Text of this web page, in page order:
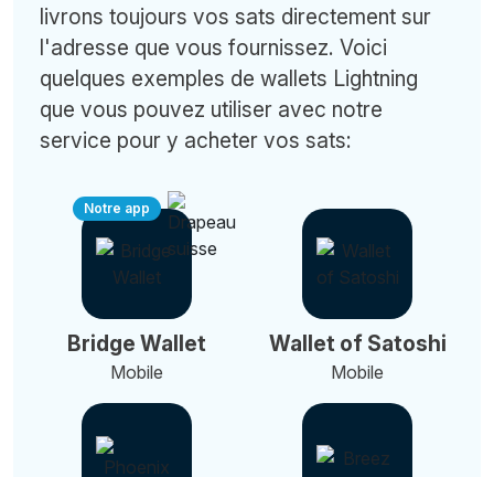
livrons toujours vos sats directement sur
l'adresse que vous fournissez. Voici
quelques exemples de wallets Lightning
que vous pouvez utiliser avec notre
service pour y acheter vos sats:
Notre app
Bridge Wallet
Mobile
Wallet of Satoshi
Mobile